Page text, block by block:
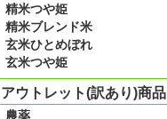
精米つや姫
精米ブレンド米
玄米ひとめぼれ
玄米つや姫
アウトレット(訳あり)商品
農薬